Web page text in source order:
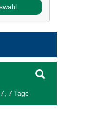
7 Tage